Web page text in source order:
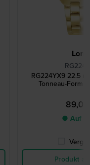
RG224YX9 22.5
Tonneau-Form
● Auf
Produkt